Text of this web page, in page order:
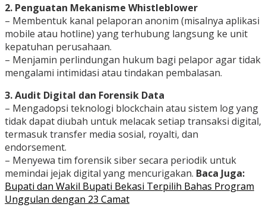
2. Penguatan Mekanisme Whistleblower
– Membentuk kanal pelaporan anonim (misalnya aplikasi
mobile atau hotline) yang terhubung langsung ke unit
kepatuhan perusahaan.
– Menjamin perlindungan hukum bagi pelapor agar tidak
mengalami intimidasi atau tindakan pembalasan.
3. Audit Digital dan Forensik Data
– Mengadopsi teknologi blockchain atau sistem log yang
tidak dapat diubah untuk melacak setiap transaksi digital,
termasuk transfer media sosial, royalti, dan
endorsement.
– Menyewa tim forensik siber secara periodik untuk
memindai jejak digital yang mencurigakan. Baca Juga:
Bupati dan Wakil Bupati Bekasi Terpilih Bahas Program
Unggulan dengan 23 Camat